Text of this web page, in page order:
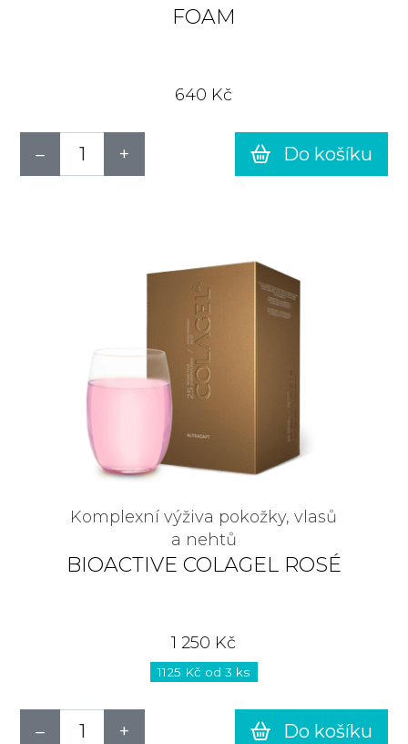
FOAM
640 Kč
Do košíku
Komplexní výživa pokožky, vlasů
a nehtů
BIOACTIVE COLAGEL ROSÉ
1 250 Kč
1125 Kč od 3 ks
Do košíku